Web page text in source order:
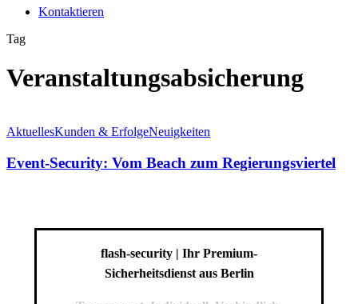
Kontaktieren
Tag
Veranstaltungsabsicherung
Security:
Beach
zum
AktuellesKunden & ErfolgeNeuigkeiten
Event-Security: Vom Beach zum Regierungsviertel
flash-security | Ihr Premium-
Sicherheitsdienst aus Berlin